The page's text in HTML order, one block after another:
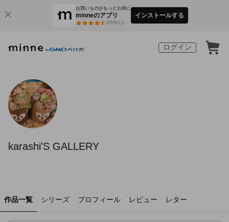
お買いものがもっとお得に
minneのアプリ
3万件以上
インストールする
ログイン
karashi'S GALLERY
作品一覧 シリーズ プロフィール レビュー レター